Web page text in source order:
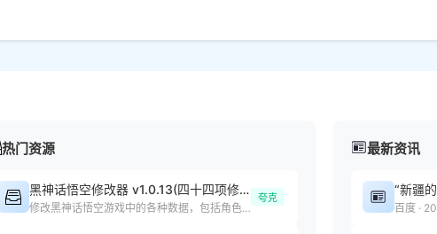
热门资源
黑神话悟空修改器 v1.0.13(四十四项修改器)
修改黑神话悟空游戏中的各种数据，包括角色属性、装备等
夸克
最新资讯
“新疆
百度 ·